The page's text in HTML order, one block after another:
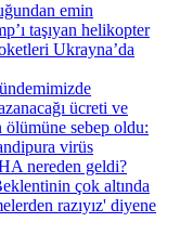
emin
taşıyan helikopter
Ukrayna’da
ücreti ve
ölümüne sebep oldu:
virüs
nereden geldi?
çok altında
razıyız' diyene